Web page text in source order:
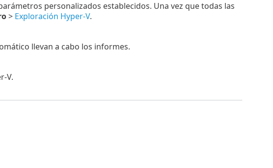
personalizados establecidos. Una vez que todas las
> Exploración Hyper-V.
llevan a cabo los informes.
V.